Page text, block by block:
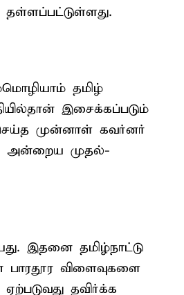
தள்ளப்பட்டுள்ளது.
தமிழ்
இசைக்கப்படும்
முன்னாள் கவர்னர்
அன்றைய முதல்-
இதனை தமிழ்நாட்டு
விளைவுகளை
தவிர்க்க